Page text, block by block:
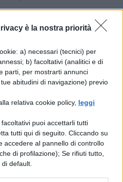
è la nostra priorità
a) necessari (tecnici) per
b) facoltativi (analitici e di
parti, per mostrarti annunci
abitudini di navigazione) previo
relativa cookie policy, leggi
puoi accettarli tutti
tutti qui di seguito. Cliccando su
accedere al pannello di controllo
di profilazione); Se rifiuti tutto,
default.
senza cuore
i capelli
me, non mi interessa
senza cuore
il cuore
mi sentirò vivo, sì